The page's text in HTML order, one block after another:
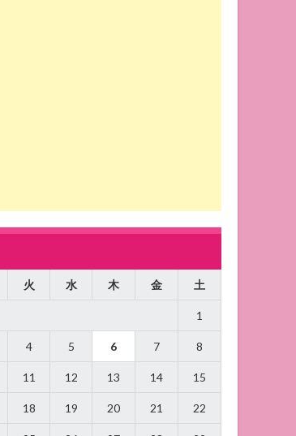
火 水 木 金 土
1
4 5 6 7 8
11 12 13 14 15
18 19 20 21 22